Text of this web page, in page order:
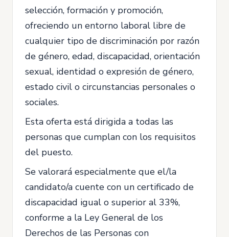
selección, formación y promoción,
ofreciendo un entorno laboral libre de
cualquier tipo de discriminación por razón
de género, edad, discapacidad, orientación
sexual, identidad o expresión de género,
estado civil o circunstancias personales o
sociales.
Esta oferta está dirigida a todas las
personas que cumplan con los requisitos
del puesto.
Se valorará especialmente que el/la
candidato/a cuente con un certificado de
discapacidad igual o superior al 33%,
conforme a la Ley General de los
Derechos de las Personas con